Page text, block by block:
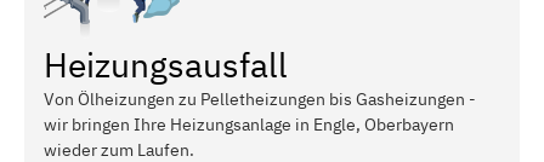
Heizungsausfall
Von Ölheizungen zu Pelletheizungen bis Gasheizungen -
wir bringen Ihre Heizungsanlage in Engle, Oberbayern
wieder zum Laufen.